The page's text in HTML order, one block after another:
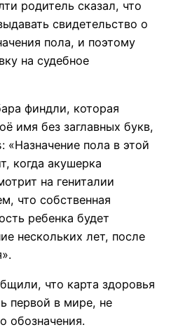
родитель сказал, что
свидетельство о
пола, и поэтому
на судебное
финдли, которая
имя без заглавных букв,
«Назначение пола в этой
когда акушерка
на гениталии
что собственная
ребенка будет
нескольких лет, после
что карта здоровья
первой в мире, не
обозначения.